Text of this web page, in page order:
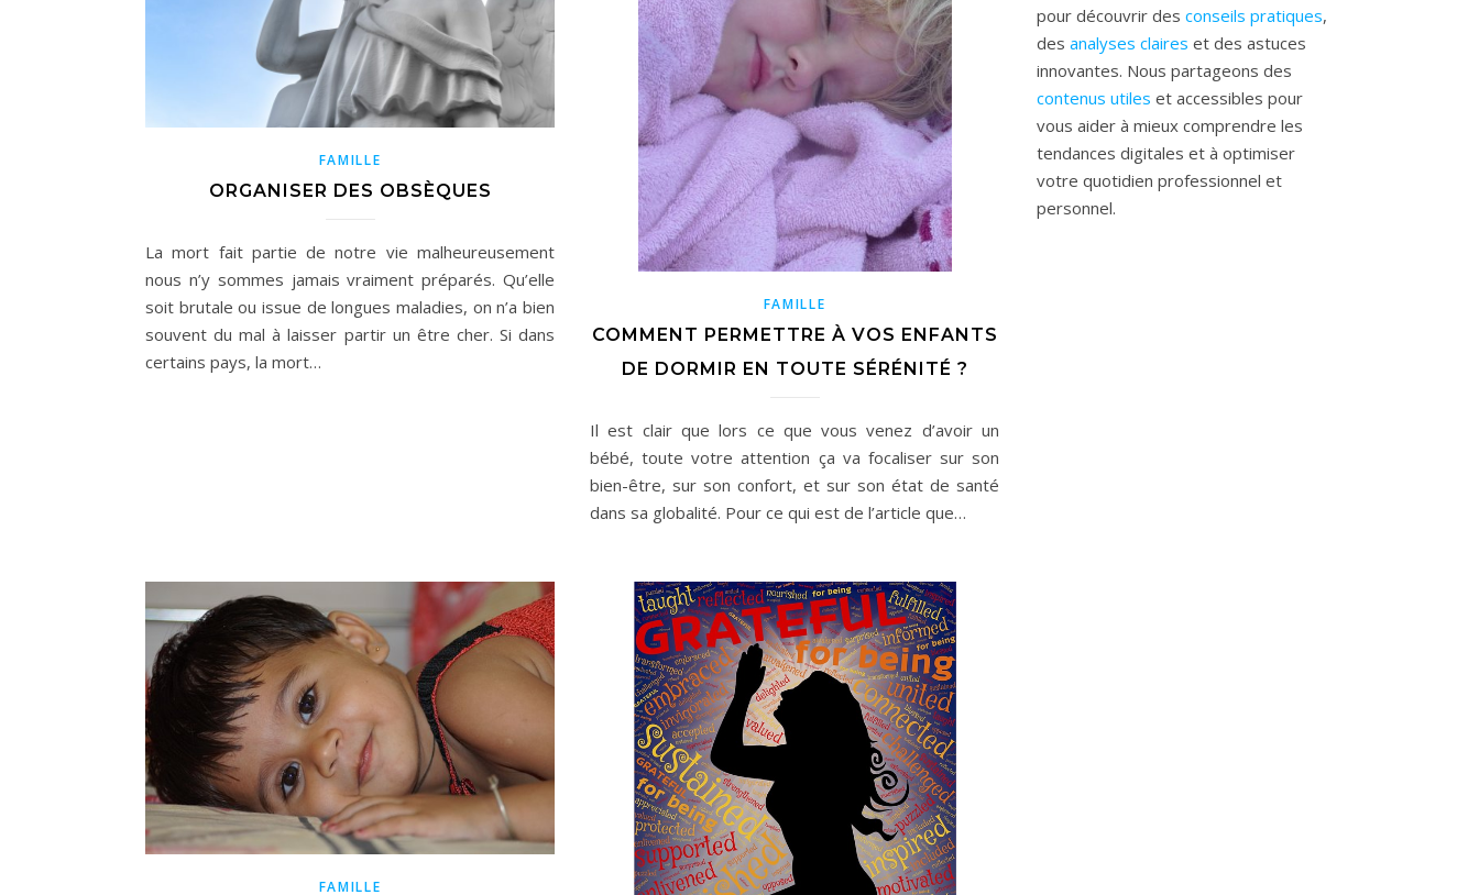
FAMILLE
ORGANISER DES OBSÈQUES
La mort fait partie de notre vie malheureusement
nous n’y sommes jamais vraiment préparés. Qu’elle
soit brutale ou issue de longues maladies, on n’a bien
souvent du mal à laisser partir un être cher. Si dans
certains pays, la mort…
FAMILLE
COMMENT PERMETTRE À VOS ENFANTS
DE DORMIR EN TOUTE SÉRÉNITÉ ?
Il est clair que lors ce que vous venez d’avoir un
bébé, toute votre attention ça va focaliser sur son
bien-être, sur son confort, et sur son état de santé
dans sa globalité. Pour ce qui est de l’article que…
FAMILLE
pour découvrir des conseils pratiques,
des analyses claires et des astuces
innovantes. Nous partageons des
contenus utiles et accessibles pour
vous aider à mieux comprendre les
tendances digitales et à optimiser
votre quotidien professionnel et
personnel.